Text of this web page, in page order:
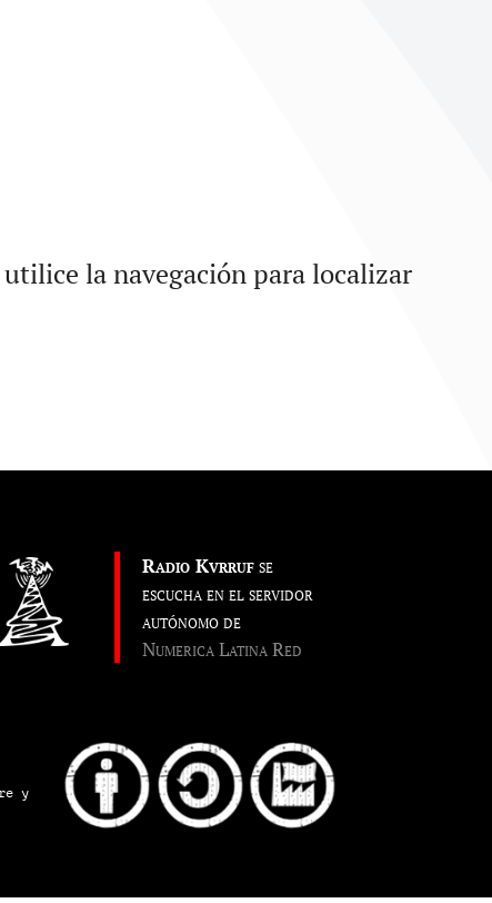
la navegación para localizar
Radio Kvrrufse
escucha en el servidor
autónomo de
Numerica Latina Red
y